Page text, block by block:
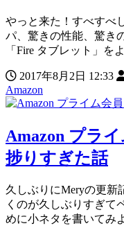
やっと来た！すべすべ
パ、驚きの性能、驚き
「Fire タブレット」を
2017年8月2日 12:33
Amazon
Amazon プラ
捗りすぎた話
久しぶりにMeryの更新
くのが久しぶりすぎて
めに小ネタを書いてみ